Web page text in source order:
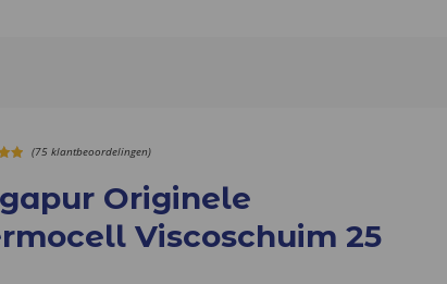
(75 klantbeoordelingen)
Originele
Viscoschuim 25